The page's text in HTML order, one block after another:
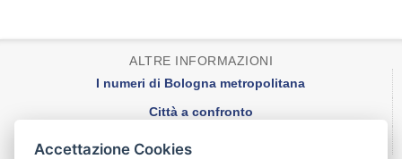
ALTRE INFORMAZIONI
I numeri di Bologna metropolitana
Città a confronto
Una città e i suoi quartieri
Accettazione Cookies